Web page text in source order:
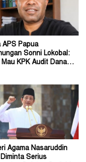
APS Papua
Sonni Lokobal:
Mau KPK Audit Dana
Agama Nasaruddin
Serius